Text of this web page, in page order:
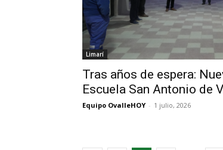
Limarí
Tras años de espera:
Escuela San Antonio de
Equipo OvalleHOY - 1 julio, 2026